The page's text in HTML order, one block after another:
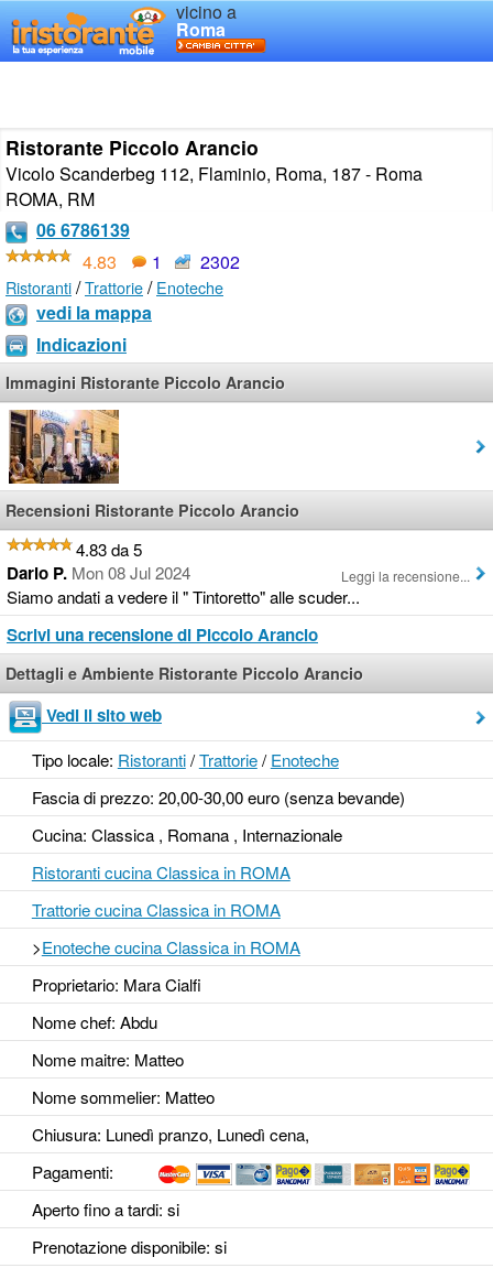
vicino a
Roma
Ristorante Piccolo Arancio
Vicolo Scanderbeg 112, Flaminio, Roma, 187 - Roma
ROMA, RM
06 6786139
4.83
1 2302
Ristoranti/Trattorie/Enoteche
vedi la mappa
Indicazioni
Immagini Ristorante Piccolo Arancio
Recensioni Ristorante Piccolo Arancio
4.83 da 5
Dario P. Mon 08 Jul 2024
Siamo andati a vedere il " Tintoretto" alle scuder...
Leggi la recensione...
Scrivi una recensione di Piccolo Arancio
Dettagli e Ambiente Ristorante Piccolo Arancio
Vedi il sito web
Tipo locale: Ristoranti/Trattorie/Enoteche
Fascia di prezzo: 20,00-30,00 euro (senza bevande)
Cucina: Classica , Romana , Internazionale
Ristoranti cucina Classica in ROMA
Trattorie cucina Classica in ROMA
>Enoteche cucina Classica in ROMA
Proprietario: Mara Cialfi
Nome chef: Abdu
Nome maitre: Matteo
Nome sommelier: Matteo
Chiusura: Lunedì pranzo, Lunedì cena,
Pagamenti:
Aperto fino a tardi: si
Prenotazione disponibile: si